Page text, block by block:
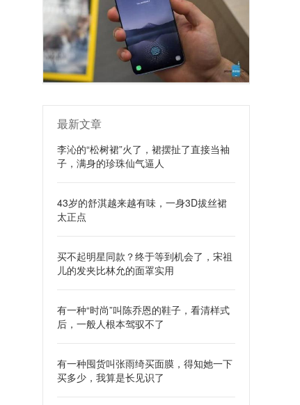
最新文章
李沁的“松树裙”火了，裙摆扯了直接当袖
子，满身的珍珠仙气逼人
43岁的舒淇越来越有味，一身3D拔丝裙
太正点
买不起明星同款？终于等到机会了，宋祖
儿的发夹比林允的面罩实用
有一种“时尚”叫陈乔恩的鞋子，看清样式
后，一般人根本驾驭不了
有一种囤货叫张雨绮买面膜，得知她一下
买多少，我算是长见识了